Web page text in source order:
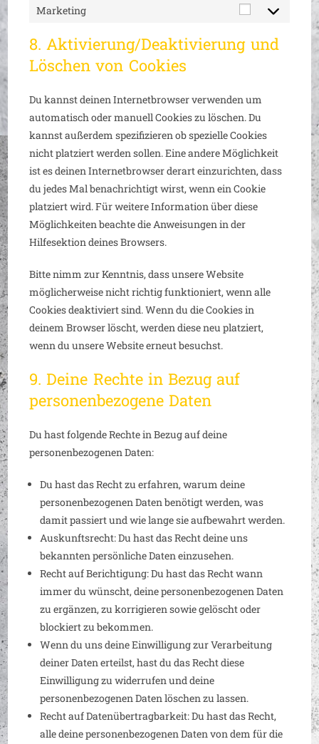
Marketing
8. Aktivierung/Deaktivierung und
Löschen von Cookies
Du kannst deinen Internetbrowser verwenden um
automatisch oder manuell Cookies zu löschen. Du
kannst außerdem spezifizieren ob spezielle Cookies
nicht platziert werden sollen. Eine andere Möglichkeit
ist es deinen Internetbrowser derart einzurichten, dass
du jedes Mal benachrichtigt wirst, wenn ein Cookie
platziert wird. Für weitere Information über diese
Möglichkeiten beachte die Anweisungen in der
Hilfesektion deines Browsers.
Bitte nimm zur Kenntnis, dass unsere Website
möglicherweise nicht richtig funktioniert, wenn alle
Cookies deaktiviert sind. Wenn du die Cookies in
deinem Browser löscht, werden diese neu platziert,
wenn du unsere Website erneut besuchst.
9. Deine Rechte in Bezug auf
personenbezogene Daten
Du hast folgende Rechte in Bezug auf deine
personenbezogenen Daten:
Du hast das Recht zu erfahren, warum deine
personenbezogenen Daten benötigt werden, was
damit passiert und wie lange sie aufbewahrt werden.
Auskunftsrecht: Du hast das Recht deine uns
bekannten persönliche Daten einzusehen.
Recht auf Berichtigung: Du hast das Recht wann
immer du wünscht, deine personenbezogenen Daten
zu ergänzen, zu korrigieren sowie gelöscht oder
blockiert zu bekommen.
Wenn du uns deine Einwilligung zur Verarbeitung
deiner Daten erteilst, hast du das Recht diese
Einwilligung zu widerrufen und deine
personenbezogenen Daten löschen zu lassen.
Recht auf Datenübertragbarkeit: Du hast das Recht,
alle deine personenbezogenen Daten von dem für die